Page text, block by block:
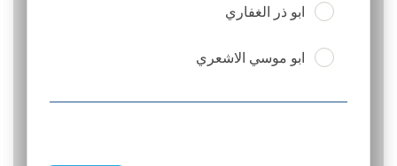
ابو ذر الغفاري
ابو موسي الاشعري